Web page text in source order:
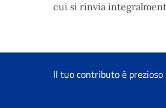
cui si rinvia
Il tuo contributo è